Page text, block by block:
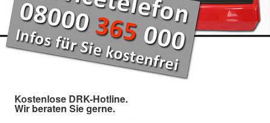
Kostenlose DRK-Hotline.
Wir beraten Sie gerne.